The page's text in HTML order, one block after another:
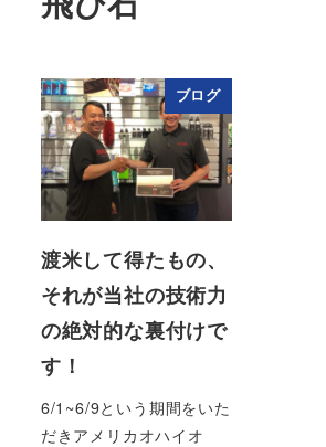
ブログ
渡米して得たもの、
それが当社の技術力
の絶対的な裏付けで
す！
6/1~6/9という期間をいた
だきアメリカオハイオ